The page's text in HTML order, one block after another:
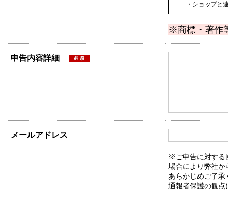
・ショップと連
※商標・著作
申告内容詳細
メールアドレス
※ご申告に対する
場合により弊社か
あらかじめご了承
通報者保護の観点